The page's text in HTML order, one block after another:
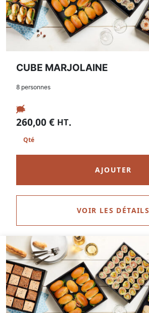
CUBE MARJOLAINE
8 personnes
260,00€ HT.
AJOUTER
VOIR LES DÉTAILS